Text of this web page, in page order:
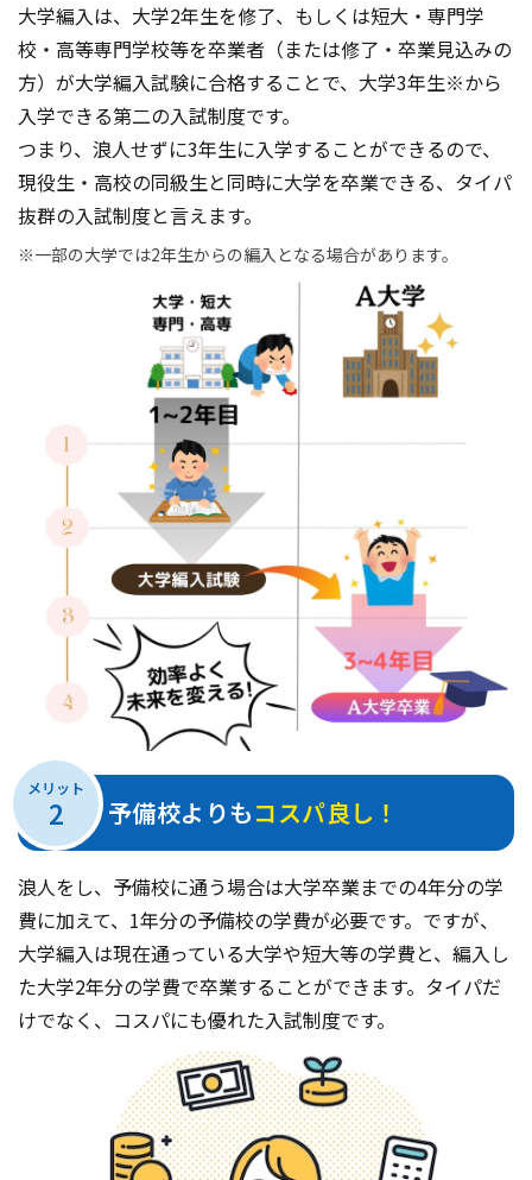
大学編入は、大学2年生を修了、もしくは短大・専門学
校・高等専門学校等を卒業者（または修了・卒業見込みの
方）が大学編入試験に合格することで、大学3年生※から
入学できる第二の入試制度です。
つまり、浪人せずに3年生に入学することができるので、
現役生・高校の同級生と同時に大学を卒業できる、タイパ
抜群の入試制度と言えます。
※一部の大学では2年生からの編入となる場合があります。
メリット
2 予備校よりもコスパ良し！
浪人をし、予備校に通う場合は大学卒業までの4年分の学
費に加えて、1年分の予備校の学費が必要です。ですが、
大学編入は現在通っている大学や短大等の学費と、編入し
た大学2年分の学費で卒業することができます。タイパだ
けでなく、コスパにも優れた入試制度です。